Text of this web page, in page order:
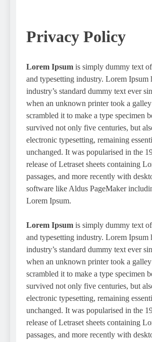
Privacy Policy
Lorem Ipsum is simply dummy text
and typesetting industry. Lorem Ipsum
industry’s standard dummy text ever
when an unknown printer took a
scrambled it to make a type specimen
survived not only five centuries, but
electronic typesetting, remaining
unchanged. It was popularised in the
release of Letraset sheets containing
passages, and more recently with
software like Aldus PageMaker
Lorem Ipsum.
Lorem Ipsum is simply dummy text
and typesetting industry. Lorem Ipsum
industry’s standard dummy text ever
when an unknown printer took a
scrambled it to make a type specimen
survived not only five centuries, but
electronic typesetting, remaining
unchanged. It was popularised in the
release of Letraset sheets containing
passages, and more recently with